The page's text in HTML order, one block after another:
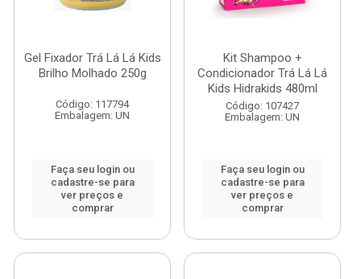
Gel Fixador Trá Lá Lá Kids
Brilho Molhado 250g
Código: 117794
Embalagem: UN
Faça seu login ou
cadastre-se para
ver preços e
comprar
Kit Shampoo +
Condicionador Trá Lá Lá
Kids Hidrakids 480ml
Código: 107427
Embalagem: UN
Faça seu login ou
cadastre-se para
ver preços e
comprar